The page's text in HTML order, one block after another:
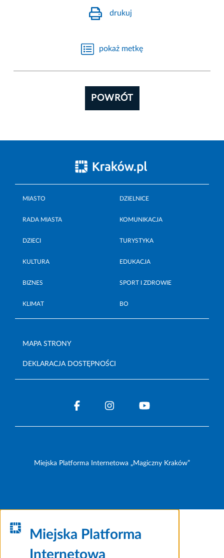
drukuj
pokaż metkę
POWRÓT
MIASTO DZIELNICE
RADA MIASTA KOMUNIKACJA
DZIECI TURYSTYKA
KULTURA EDUKACJA
BIZNES SPORT I ZDROWIE
KLIMAT BO
MAPA STRONY
DEKLARACJA DOSTĘPNOŚCI
Miejska Platforma Internetowa „Magiczny Kraków”
Miejska Platforma
Internetowa